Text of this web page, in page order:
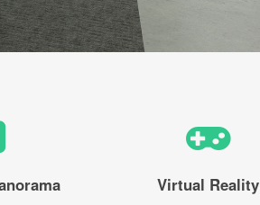
Virtual Reality